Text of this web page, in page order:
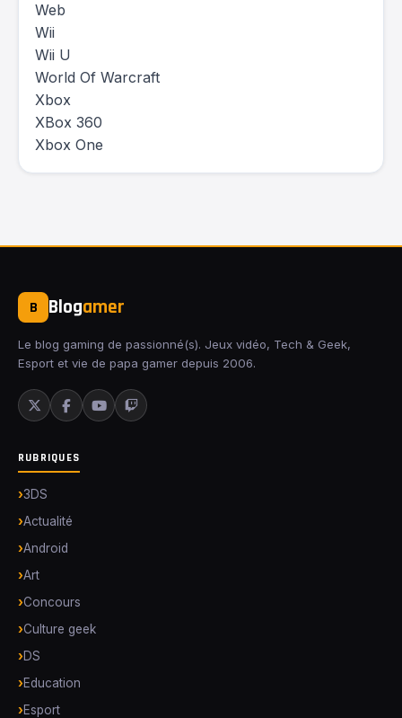
Web
Wii
Wii U
World Of Warcraft
Xbox
XBox 360
Xbox One
B Blogamer
Le blog gaming de passionné(s). Jeux vidéo, Tech & Geek,
Esport et vie de papa gamer depuis 2006.
RUBRIQUES
3DS
Actualité
Android
Art
Concours
Culture geek
DS
Education
Esport